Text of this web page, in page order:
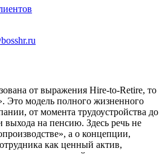
от выражения Hire-to-Retire, то
Это модель полного жизненного
от момента трудоустройства до
выхода на пенсию. Здесь речь не
а о концепции,
как ценный актив,